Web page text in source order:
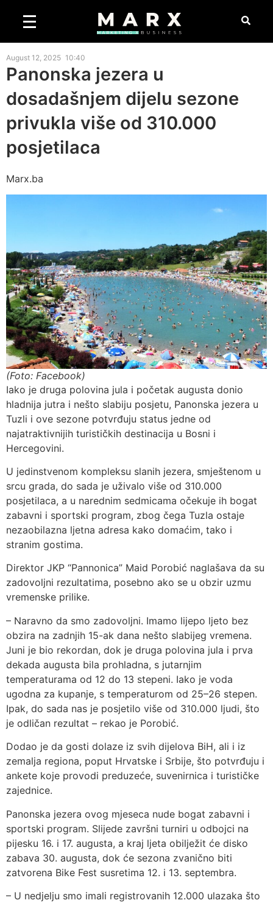
August 12, 2025 10:40
Panonska jezera u
dosadašnjem dijelu sezone
privukla više od 310.000
posjetilaca
Marx.ba
(Foto: Facebook)
Iako je druga polovina jula i početak augusta donio
hladnija jutra i nešto slabiju posjetu, Panonska jezera u
Tuzli i ove sezone potvrđuju status jedne od
najatraktivnijih turističkih destinacija u Bosni i
Hercegovini.
U jedinstvenom kompleksu slanih jezera, smještenom u
srcu grada, do sada je uživalo više od 310.000
posjetilaca, a u narednim sedmicama očekuje ih bogat
zabavni i sportski program, zbog čega Tuzla ostaje
nezaobilazna ljetna adresa kako domaćim, tako i
stranim gostima.
Direktor JKP “Pannonica” Maid Porobić naglašava da su
zadovoljni rezultatima, posebno ako se u obzir uzmu
vremenske prilike.
– Naravno da smo zadovoljni. Imamo lijepo ljeto bez
obzira na zadnjih 15-ak dana nešto slabijeg vremena.
Juni je bio rekordan, dok je druga polovina jula i prva
dekada augusta bila prohladna, s jutarnjim
temperaturama od 12 do 13 stepeni. Iako je voda
ugodna za kupanje, s temperaturom od 25–26 stepen.
Ipak, do sada nas je posjetilo više od 310.000 ljudi, što
je odličan rezultat – rekao je Porobić.
Dodao je da gosti dolaze iz svih dijelova BiH, ali i iz
zemalja regiona, poput Hrvatske i Srbije, što potvrđuju i
ankete koje provodi preduzeće, suvenirnica i turističke
zajednice.
Panonska jezera ovog mjeseca nude bogat zabavni i
sportski program. Slijede završni turniri u odbojci na
pijesku 16. i 17. augusta, a kraj ljeta obilježit će disko
zabava 30. augusta, dok će sezona zvanično biti
zatvorena Bike Fest susretima 12. i 13. septembra.
– U nedjelju smo imali registrovanih 12.000 ulazaka što